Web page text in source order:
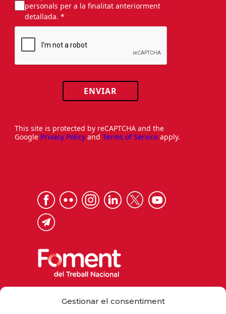
Gestionar el consentiment
personals per a la finalitat anteriorment
detallada. *
ENVIAR
This site is protected by reCAPTCHA and the
Google Privacy Policy and Terms of Service apply.